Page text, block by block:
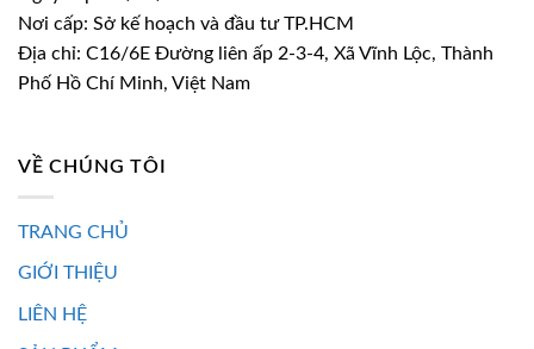
Nơi cấp: Sở kế hoạch và đầu tư TP.HCM
Địa chỉ: C16/6E Đường liên ấp 2-3-4, Xã Vĩnh Lộc, Thành
Phố Hồ Chí Minh, Việt Nam
VỀ CHÚNG TÔI
TRANG CHỦ
GIỚI THIỆU
LIÊN HỆ